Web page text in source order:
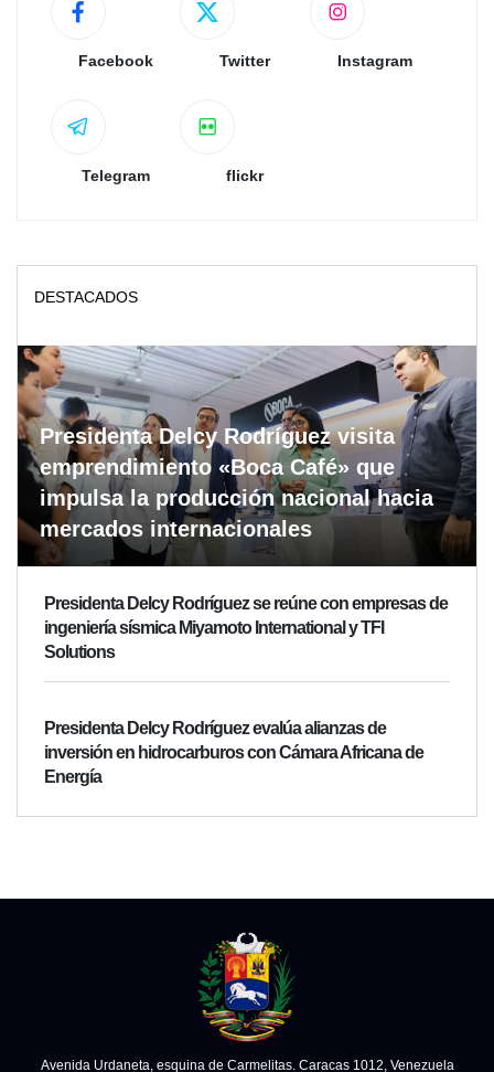
Facebook Twitter Instagram
Telegram flickr
DESTACADOS
Presidenta Delcy Rodríguez visita
emprendimiento «Boca Café» que
impulsa la producción nacional hacia
mercados internacionales
Presidenta Delcy Rodríguez se reúne con empresas de
ingeniería sísmica Miyamoto International y TFI
Solutions
Presidenta Delcy Rodríguez evalúa alianzas de
inversión en hidrocarburos con Cámara Africana de
Energía
Avenida Urdaneta, esquina de Carmelitas. Caracas 1012, Venezuela